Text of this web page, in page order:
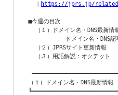
https://jprs.jp/related-
■今週の目次
（１）ドメイン名・DNS最新情
- ドメイン名・DNS記
  （２）JPRSサイト更新情報
  （３）用語解説：オクテット
（１）ドメイン名・DNS最新情報